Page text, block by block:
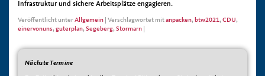
Infrastruktur und sichere Arbeitsplätze engagieren.
Veröffentlicht unterAllgemein Verschlagwortet mitanpacken, btw2021, CDU,
einervonuns, guterplan, Segeberg, Stormarn
Nächste Termine